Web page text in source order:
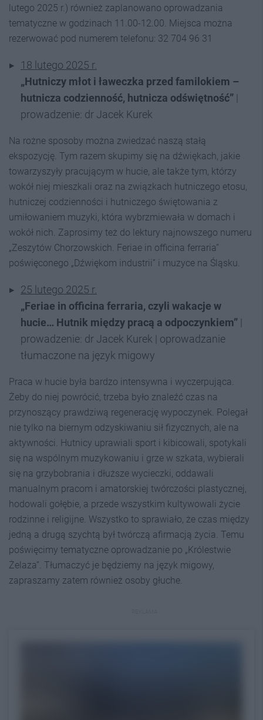
lutego 2025 r.) również zaplanowano oprowadzania
tematyczne w godzinach 11.00-12.00. Miejsca można
rezerwować pod numerem telefonu: 32 704 96 31
18 lutego 2025 r.
„Hutniczy młot i ławeczka przed familokiem –
hutnicza codzienność, hutnicza odświętność”
prowadzenie: dr Jacek Kurek
Na rożne sposoby można zwiedzać naszą stałą
ekspozycję. Tym razem skupimy się na dźwiękach, jakie
towarzyszyły pracującym w hucie, ale także tym, którzy
wokół niej mieszkali oraz na związkach hutniczego etosu,
hutniczej codzienności i hutniczego świętowania z
umiłowaniem muzyki, która wybrzmiewała w domach i
wokół nich. Zaprosimy też do lektury najnowszego numeru
„Zeszytów Chorzowskich. Feriae in officina ferraria”
poświęconego „Dźwiękom industrii” i muzyce na Śląsku.
25 lutego 2025 r.
„Feriae in officina ferraria, czyli wakacje w
hucie… Hutnik między pracą a odpoczynkiem”
prowadzenie: dr Jacek Kurek | oprowadzanie
tłumaczone na język migowy
Praca w hucie była bardzo intensywna i wyczerpująca.
Żeby do niej powrócić, trzeba było znaleźć czas na
przynoszący prawdziwą regenerację wypoczynek. Polegał
nie tylko na biernym odzyskiwaniu sił fizycznych, ale na
aktywności. Hutnicy uprawiali sport i kibicowali, spotykali
się na wspólnym muzykowaniu i grze w szkata, wybierali
się na grzybobrania i dłuższe wycieczki, oddawali
manualnym pracom i amatorskiej twórczości plastycznej,
hodowali gołębie, a przede wszystkim kultywowali życie
rodzinne i religijne. Wszystko to sprawiało, że czas między
jedną a drugą szychtą był twórczą afirmacją życia. Temu
poświęcimy tematyczne oprowadzanie po „Królestwie
Żelaza”. Tłumaczyć je będziemy na język migowy,
zapraszamy zatem również osoby głuche.